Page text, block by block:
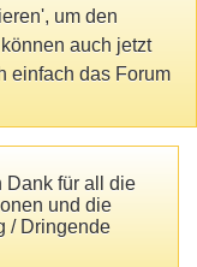
um den
auch jetzt
einfach das Forum
Dank für all die
und die
/ Dringende